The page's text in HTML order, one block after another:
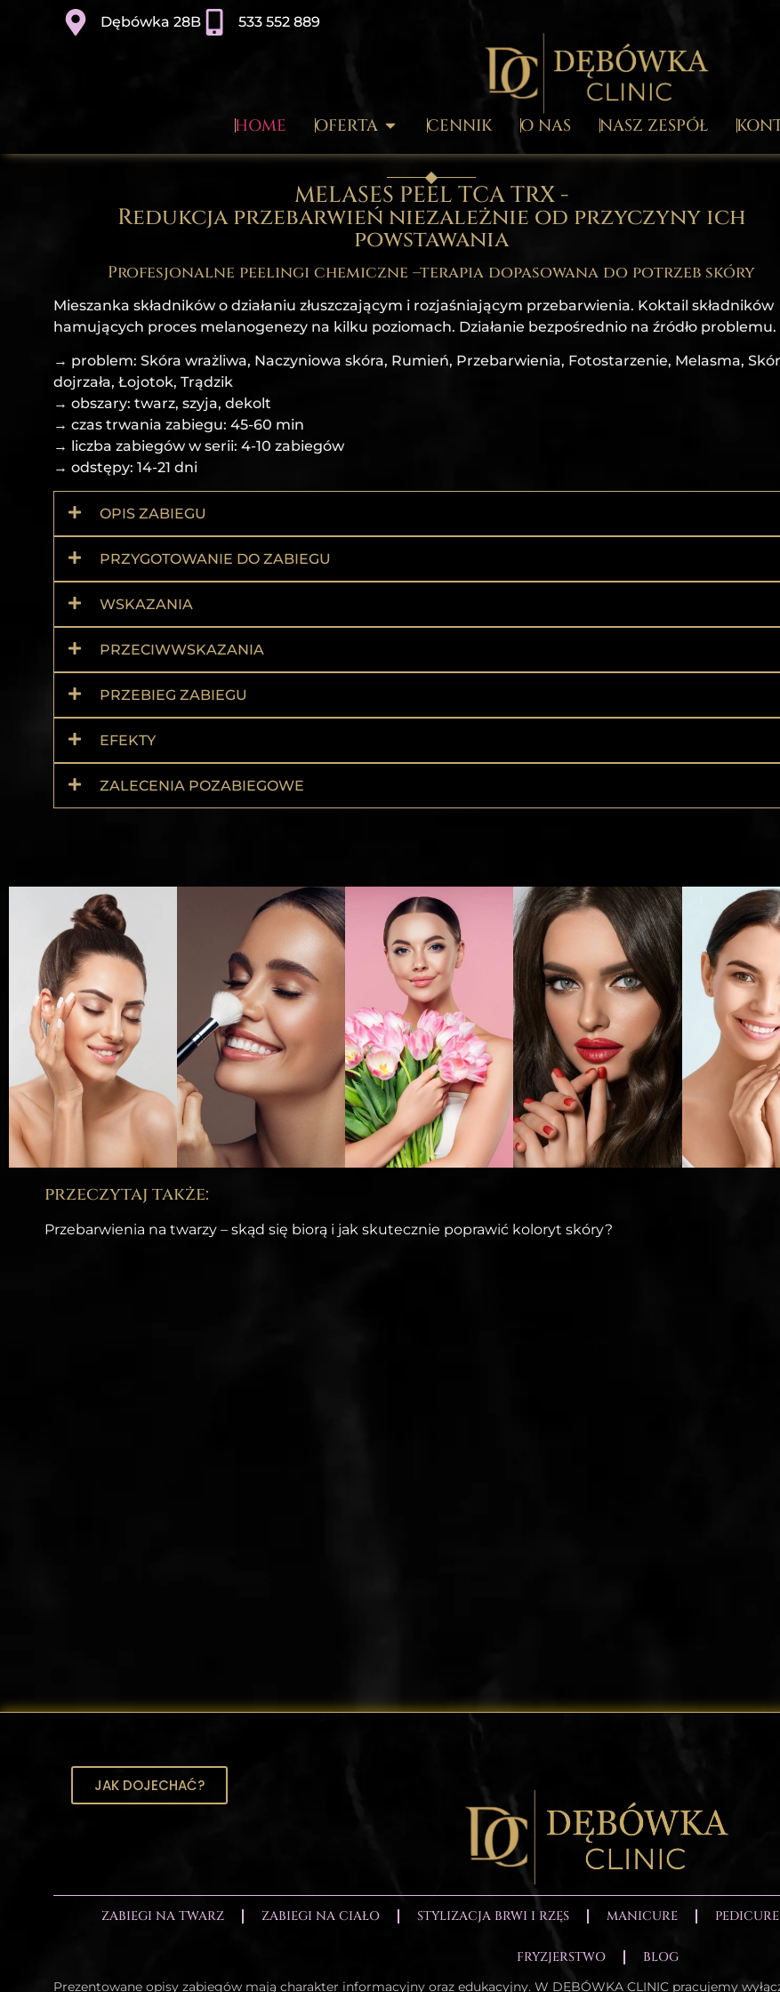
Dębówka 28B 533 552 889
HOME OFERTA CENNIK O NAS NASZ ZESPÓŁ
MELASES PEEL TCA TRX -
Redukcja przebarwień niezależnie od przyczyny ich
powstawania
Profesjonalne peelingi chemiczne –terapia dopasowana do potrzeb skóry
Mieszanka składników o działaniu złuszczającym i rozjaśniającym przebarwienia. Koktail składników
hamujących proces melanogenezy na kilku poziomach. Działanie bezpośrednio na źródło problemu.
→ problem: Skóra wrażliwa, Naczyniowa skóra, Rumień, Przebarwienia, Fotostarzenie, Melasma,
dojrzała, Łojotok, Trądzik
→ obszary: twarz, szyja, dekolt
→ czas trwania zabiegu: 45-60 min
→ liczba zabiegów w serii: 4-10 zabiegów
→ odstępy: 14-21 dni
OPIS ZABIEGU
PRZYGOTOWANIE DO ZABIEGU
WSKAZANIA
PRZECIWWSKAZANIA
PRZEBIEG ZABIEGU
EFEKTY
ZALECENIA POZABIEGOWE
przeczytaj także:
Przebarwienia na twarzy – skąd się biorą i jak skutecznie poprawić koloryt skóry?
JAK DOJECHAĆ?
ZABIEGI NA TWARZ ZABIEGI NA CIAŁO STYLIZACJA BRWI I RZĘS MANICURE PEDICURE
FRYZJERSTWO BLOG
Prezentowane opisy zabiegów mają charakter informacyjny oraz edukacyjny. W DĘBÓWKA CLINIC pracujemy